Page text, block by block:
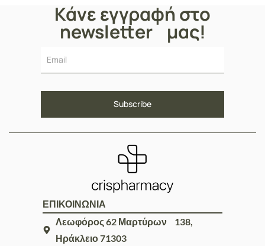
Κάνε εγγραφή στο
newsletter μας!
ΕΠΙΚΟΙΝΩΝΙΑ
Λεωφόρος 62 Μαρτύρων 138,
Ηράκλειο 71303